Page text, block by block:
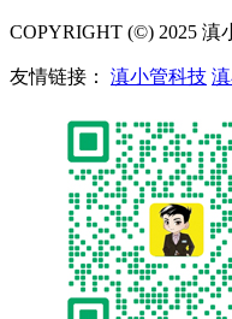
COPYRIGHT (©) 2025 滇
友情链接： 滇小管科技